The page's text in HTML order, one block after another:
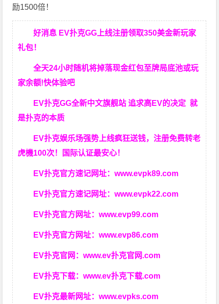
励1500倍！
好消息 EV扑克GG上线注册领取350美金新玩家
礼包！
全天24小时随机将掉落现金红包至牌局底池或玩
家余额!快体验吧
EV扑克GG全新中文旗舰站 追求高EV的决定就
是扑克的本质
EV扑克娱乐场强势上线疯狂送钱，注册免费转老
虎機100次！国际认证最安心！
EV扑克官方速记网址：www.evpk89.com
EV扑克官方速记网址：www.evpk22.com
EV扑克官方网址：www.evp99.com
EV扑克官方网址：www.evp86.com
EV扑克官网：www.ev扑克官网.com
EV扑克下载：www.ev扑克下载.com
EV扑克最新网址：www.evpks.com